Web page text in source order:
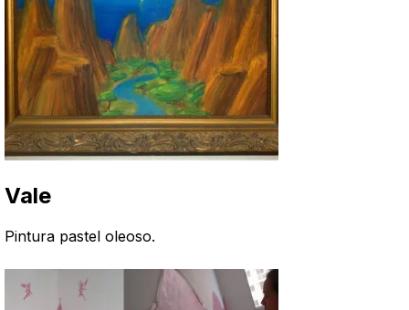
Vale
Pintura pastel oleoso.